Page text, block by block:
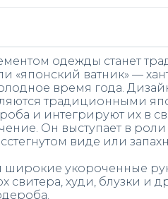
одежды станет
«японский ватник» —
время года.
традиционными
и интегрируют их в
Он выступает в роли
виде или
укороченные
свитера, худи, блузки и